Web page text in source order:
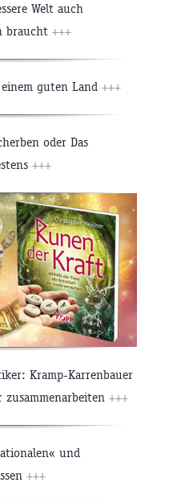
Welt auch
braucht +++
guten Land +++
oder Das
+++
Kramp-Karrenbauer
+++
und
+++